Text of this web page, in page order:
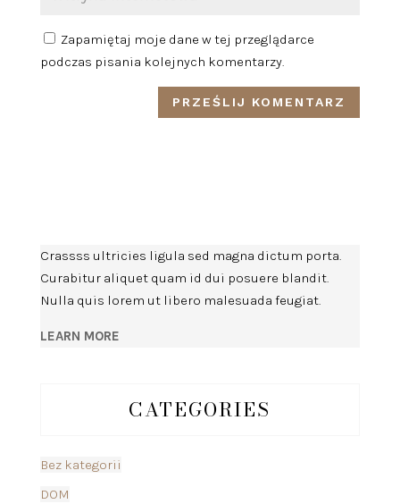
Zapamiętaj moje dane w tej przeglądarce
podczas pisania kolejnych komentarzy.
Crassss ultricies ligula sed magna dictum porta.
Curabitur aliquet quam id dui posuere blandit.
Nulla quis lorem ut libero malesuada feugiat.
LEARN MORE
CATEGORIES
Bez kategorii
DOM